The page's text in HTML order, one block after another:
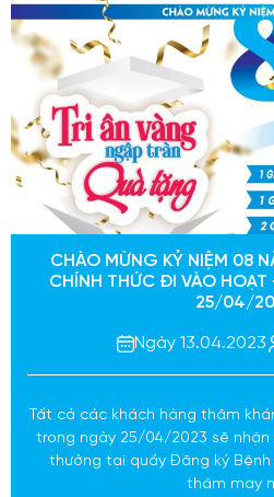
CHÀO MỪNG KỶ NIỆM 08
CHÍNH THỨC ĐI VÀO
25/04/
Ngày 13.04.2023
Tất cả các khách hàng thăm
trong ngày 25/04/2023 sẽ
thưởng tại quầy Đăng ký Bệnh
thăm may